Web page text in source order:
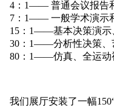
4：1—— 普通会议报告
7：1—— 一般学术演示
15：1——基本决策演示
30：1——分析性决策、
80：1——仿真、全运动
我们展厅安装了一幅